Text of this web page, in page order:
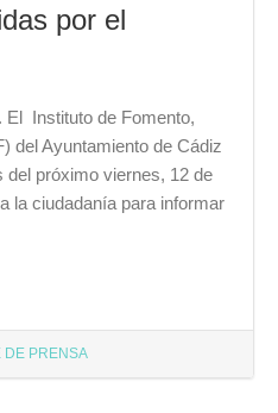
por el
DE PRENSA
El Instituto de Fomento,
del Ayuntamiento de Cádiz
del próximo viernes, 12 de
la ciudadanía para informar